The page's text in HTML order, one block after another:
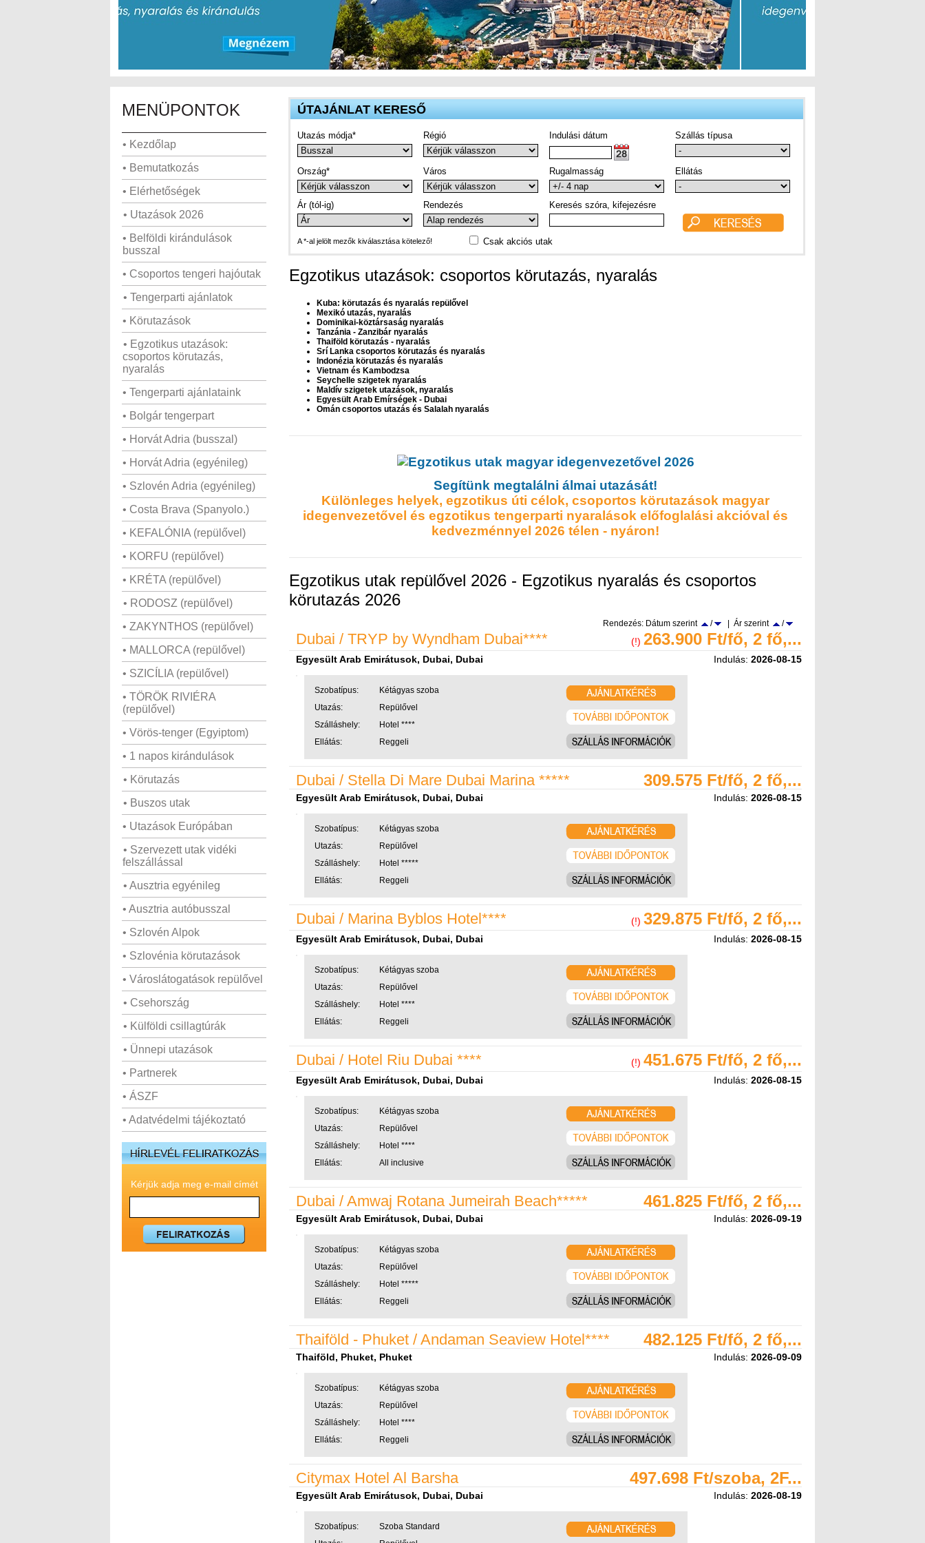
MENÜPONTOK
• Kezdőlap
• Bemutatkozás
• Elérhetőségek
• Utazások 2026
• Belföldi kirándulások
busszal
• Csoportos tengeri hajóutak
• Tengerparti ajánlatok
• Körutazások
• Egzotikus utazások:
csoportos körutazás,
nyaralás
• Tengerparti ajánlataink
• Bolgár tengerpart
• Horvát Adria (busszal)
• Horvát Adria (egyénileg)
• Szlovén Adria (egyénileg)
• Costa Brava (Spanyolo.)
• KEFALÓNIA (repülővel)
• KORFU (repülővel)
• KRÉTA (repülővel)
• RODOSZ (repülővel)
• ZAKYNTHOS (repülővel)
• MALLORCA (repülővel)
• SZICÍLIA (repülővel)
• TÖRÖK RIVIÉRA
(repülővel)
• Vörös-tenger (Egyiptom)
• 1 napos kirándulások
• Körutazás
• Buszos utak
• Utazások Európában
• Szervezett utak vidéki
felszállással
• Ausztria egyénileg
• Ausztria autóbusszal
• Szlovén Alpok
• Szlovénia körutazások
• Városlátogatások repülővel
• Csehország
• Külföldi csillagtúrák
• Ünnepi utazások
• Partnerek
• ÁSZF
• Adatvédelmi tájékoztató
Kérjük adja meg e-mail címét
ÚTAJÁNLAT KERESŐ
Utazás módja* Régió Indulási dátum Szállás típusa
Ország* Város Rugalmasság Ellátás
Ár (tól-ig) Rendezés Keresés szóra, kifejezésre
A *-al jelölt mezők kiválasztása kötelező! Csak akciós utak
Egzotikus utazások: csoportos körutazás, nyaralás
Kuba: körutazás és nyaralás repülővel
Mexikó utazás, nyaralás
Dominikai-köztársaság nyaralás
Tanzánia - Zanzibár nyaralás
Thaiföld körutazás - nyaralás
Srí Lanka csoportos körutazás és nyaralás
Indonézia körutazás és nyaralás
Vietnam és Kambodzsa
Seychelle szigetek nyaralás
Maldív szigetek utazások, nyaralás
Egyesült Arab Emírségek - Dubai
Omán csoportos utazás és Salalah nyaralás
Segítünk megtalálni álmai utazását!
Különleges helyek, egzotikus úti célok, csoportos körutazások magyar
idegenvezetővel és egzotikus tengerparti nyaralások előfoglalási akcióval és
kedvezménnyel 2026 télen - nyáron!
Egzotikus utak repülővel 2026 - Egzotikus nyaralás és csoportos
körutazás 2026
Rendezés: Dátum szerint / | Ár szerint /
Dubai / TRYP by Wyndham Dubai**** (!) 263.900 Ft/fő, 2 fő,...
Egyesült Arab Emirátusok, Dubai, Dubai Indulás: 2026-08-15
Szobatípus:
Kétágyas szoba
Utazás:
Repülővel
Szálláshely:
Hotel ****
Ellátás:
Reggeli
Dubai / Stella Di Mare Dubai Marina ***** 309.575 Ft/fő, 2 fő,...
Egyesült Arab Emirátusok, Dubai, Dubai Indulás: 2026-08-15
Szobatípus:
Kétágyas szoba
Utazás:
Repülővel
Szálláshely:
Hotel *****
Ellátás:
Reggeli
Dubai / Marina Byblos Hotel**** (!) 329.875 Ft/fő, 2 fő,...
Egyesült Arab Emirátusok, Dubai, Dubai Indulás: 2026-08-15
Szobatípus:
Kétágyas szoba
Utazás:
Repülővel
Szálláshely:
Hotel ****
Ellátás:
Reggeli
Dubai / Hotel Riu Dubai **** (!) 451.675 Ft/fő, 2 fő,...
Egyesült Arab Emirátusok, Dubai, Dubai Indulás: 2026-08-15
Szobatípus:
Kétágyas szoba
Utazás:
Repülővel
Szálláshely:
Hotel ****
Ellátás:
All inclusive
Dubai / Amwaj Rotana Jumeirah Beach***** 461.825 Ft/fő, 2 fő,...
Egyesült Arab Emirátusok, Dubai, Dubai Indulás: 2026-09-19
Szobatípus:
Kétágyas szoba
Utazás:
Repülővel
Szálláshely:
Hotel *****
Ellátás:
Reggeli
Thaiföld - Phuket / Andaman Seaview Hotel**** 482.125 Ft/fő, 2 fő,...
Thaiföld, Phuket, Phuket Indulás: 2026-09-09
Szobatípus:
Kétágyas szoba
Utazás:
Repülővel
Szálláshely:
Hotel ****
Ellátás:
Reggeli
Citymax Hotel Al Barsha 497.698 Ft/szoba, 2F...
Egyesült Arab Emirátusok, Dubai, Dubai Indulás: 2026-08-19
Szobatípus:
Szoba Standard